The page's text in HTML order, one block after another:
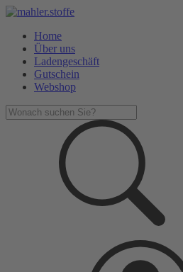
Home
Über uns
Ladengeschäft
Gutschein
Webshop